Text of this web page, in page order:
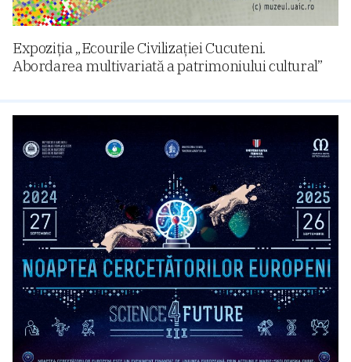
Expoziția „Ecourile Civilizației Cucuteni.
Abordarea multivariată a patrimoniului cultural”